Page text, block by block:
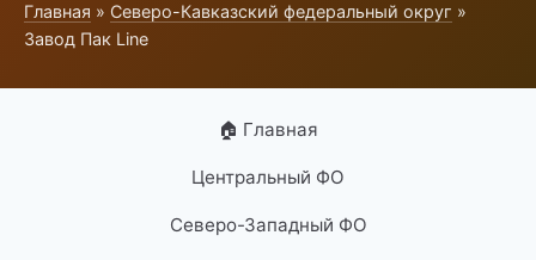
Главная » Северо-Кавказский федеральный округ »
Завод Пак Line
🏠 Главная
Центральный ФО
Северо-Западный ФО